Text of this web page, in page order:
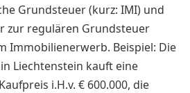
Grundsteuer (kurz: IMI) und
zur regulären Grundsteuer
Immobilienerwerb. Beispiel: Die
Liechtenstein kauft eine
i.H.v. € 600.000, die